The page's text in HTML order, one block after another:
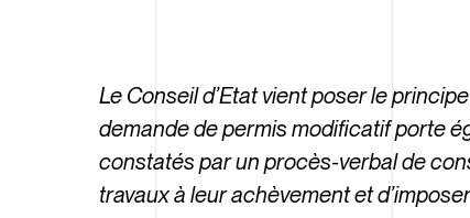
Le Conseil d’Etat vient poser le
demande de permis modificatif porte
constatés par un procès-verbal de
travaux à leur achèvement et